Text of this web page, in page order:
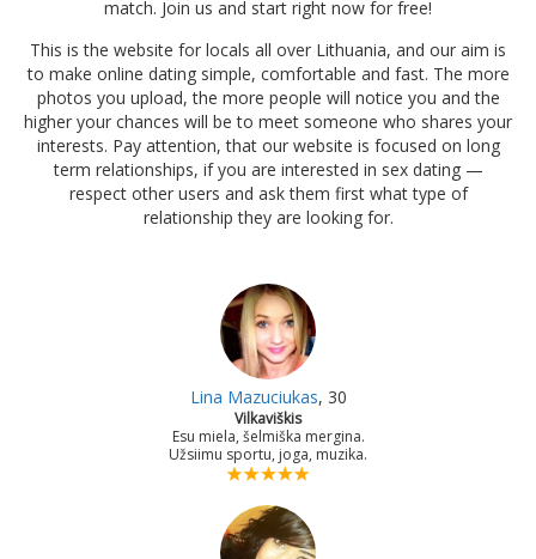
match. Join us and start right now for free!
This is the website for locals all over Lithuania, and our aim is
to make online dating simple, comfortable and fast. The more
photos you upload, the more people will notice you and the
higher your chances will be to meet someone who shares your
interests. Pay attention, that our website is focused on long
term relationships, if you are interested in sex dating —
respect other users and ask them first what type of
relationship they are looking for.
Lina Mazuciukas, 30
Vilkaviškis
Esu miela, šelmiška mergina.
Užsiimu sportu, joga, muzika.